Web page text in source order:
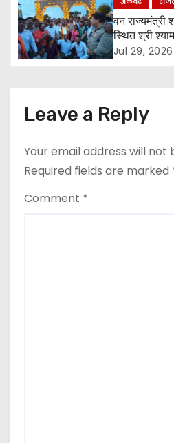
वन राज्यमंत्री
स्थित श्री
व्यवस्था का
Jul 29, 2026
Leave a Reply
Your email address will not
Required fields are marked
Comment *